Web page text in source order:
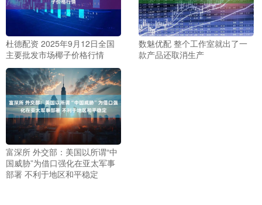
杜德配资 2025年9月12日全国
主要批发市场椰子价格行情
数魅优配 整个工作室就出了一
款产品还取消生产
富深所 外交部：美国以所谓“中
国威胁”为借口强化在亚太军事
部署 不利于地区和平稳定